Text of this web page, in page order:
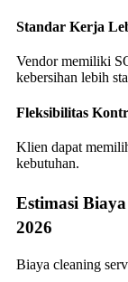
Standar Kerja
Vendor memiliki
kebersihan lebih
Fleksibilitas
Klien dapat
kebutuhan.
Estimasi
2026
Biaya cleaning